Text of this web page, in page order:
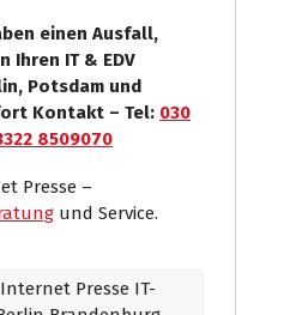
einen Ausfall,
Ihren IT & EDV
Potsdam und
Kontakt – Tel: 030
8509070
Presse –
und Service.